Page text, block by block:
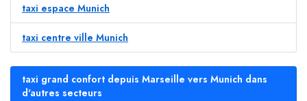
taxi espace Munich
taxi centre ville Munich
taxi grand confort depuis Marseille vers Munich dans
d'autres secteurs